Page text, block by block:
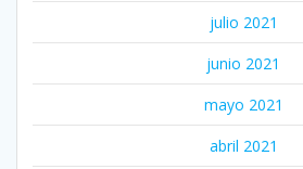
julio 2021
junio 2021
mayo 2021
abril 2021